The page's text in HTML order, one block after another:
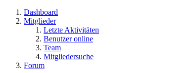
Dashboard
Mitglieder
Letzte Aktivitäten
Benutzer online
Team
Mitgliedersuche
Forum